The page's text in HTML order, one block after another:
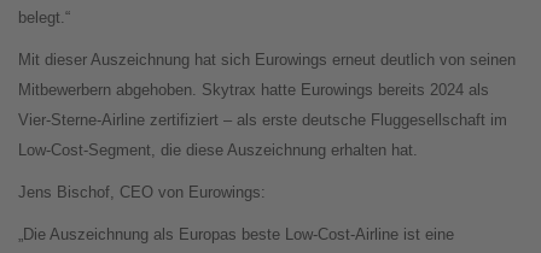
belegt.“
Mit dieser Auszeichnung hat sich Eurowings erneut deutlich von seinen
Mitbewerbern abgehoben. Skytrax hatte Eurowings bereits 2024 als
Vier-Sterne-Airline zertifiziert – als erste deutsche Fluggesellschaft im
Low-Cost-Segment, die diese Auszeichnung erhalten hat.
Jens Bischof, CEO von Eurowings:
„Die Auszeichnung als Europas beste Low-Cost-Airline ist eine